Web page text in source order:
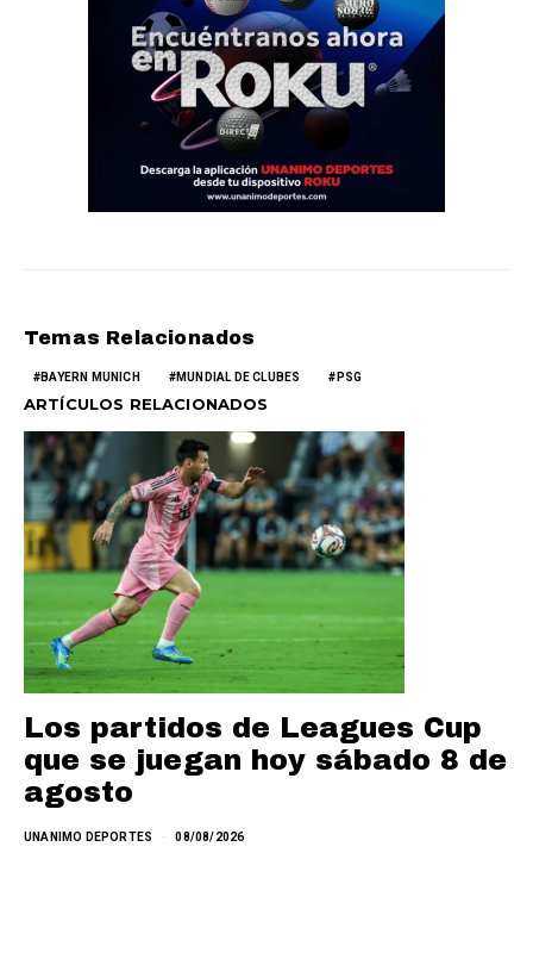
Temas Relacionados
BAYERN MUNICH MUNDIAL DE CLUBES PSG
ARTÍCULOS RELACIONADOS
Los partidos de Leagues Cup
que se juegan hoy sábado 8 de
agosto
UNANIMO DEPORTES 08/08/2026